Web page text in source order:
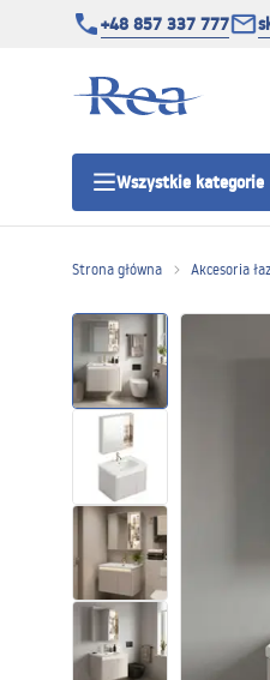
+48 857 337 777
Wszystkie kategorie
Kategorie produktowe
Kabiny
Drzwi prysznicowe
Brodziki
Odpływy liniowe
Toalety, ubikacje
Umywalki
Strona główna Akcesoria